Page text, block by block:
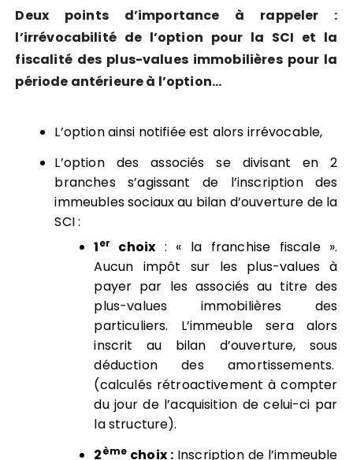
Deux points d’importance à rappeler :
l’irrévocabilité de l’option pour la SCI et la
fiscalité des plus-values immobilières pour la
période antérieure à l’option…
L’option ainsi notifiée est alors irrévocable,
L’option des associés se divisant en 2
branches s’agissant de l’inscription des
immeubles sociaux au bilan d’ouverture de la
SCI :
1er choix : « la franchise fiscale ».
Aucun impôt sur les plus-values à
payer par les associés au titre des
plus-values immobilières des
particuliers. L’immeuble sera alors
inscrit au bilan d’ouverture, sous
déduction des amortissements.
(calculés rétroactivement à compter
du jour de l’acquisition de celui-ci par
la structure).
2ème choix : Inscription de l’immeuble